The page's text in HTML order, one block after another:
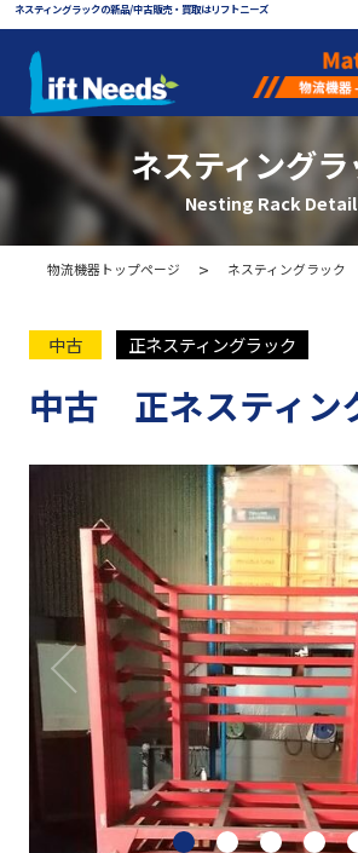
ネスティングラックの新品/中古販売・買取はリフトニーズ
フォークリフト
フォークリフト部
物流機器 - マテ
各種パレット
メッシュパレット
ネスティングラック
重量・中量ラック
カゴ台車・6輪台車
バンニングスロープ
ネスティング
Nesting Rack Detail
物流機器トップページ ネスティングラック
中古 正ネスティングラック
中古 正ネスティン